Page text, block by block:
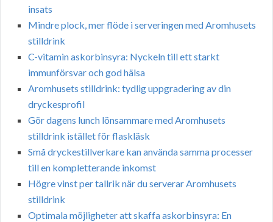
insats
Mindre plock, mer flöde i serveringen med Aromhusets
stilldrink
C-vitamin askorbinsyra: Nyckeln till ett starkt
immunförsvar och god hälsa
Aromhusets stilldrink: tydlig uppgradering av din
dryckesprofil
Gör dagens lunch lönsammare med Aromhusets
stilldrink istället för flaskläsk
Små dryckestillverkare kan använda samma processer
till en kompletterande inkomst
Högre vinst per tallrik när du serverar Aromhusets
stilldrink
Optimala möjligheter att skaffa askorbinsyra: En